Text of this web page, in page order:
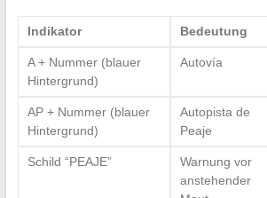
Indikator Bedeutung
A + Nummer (blauer
Hintergrund)
Autovía
AP + Nummer (blauer
Hintergrund)
Autopista de
Peaje
Schild “PEAJE”
Warnung vor
anstehender